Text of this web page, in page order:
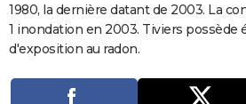
COPAINS D'AVANT
S'inscrire
Se connecter
Lycées
Collèges
Primaires
Universités
Entreprises
Service militaire
Avis de recherche
AVIS DE DÉCÈS
1980, la dernière datant de 2003. La
1 inondation en 2003. Tiviers possède
d'exposition au radon.